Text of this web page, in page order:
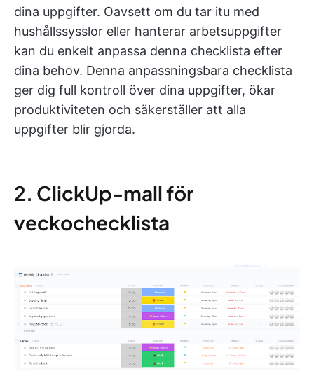
dina uppgifter. Oavsett om du tar itu med
hushållssysslor eller hanterar arbetsuppgifter
kan du enkelt anpassa denna checklista efter
dina behov. Denna anpassningsbara checklista
ger dig full kontroll över dina uppgifter, ökar
produktiviteten och säkerställer att alla
uppgifter blir gjorda.
2. ClickUp-mall för
veckochecklista